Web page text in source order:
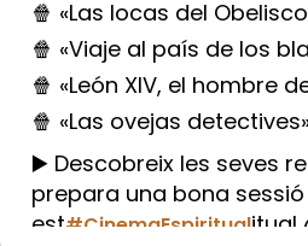
🍿 «Las locas del
🍿 «Viaje al país de los
🍿 «León XIV, el hombre
🍿 «Las ovejas
▶️ Descobreix les seves
prepara una bona
est#CinemaEspiritualitual